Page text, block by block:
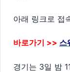
아래 링크로 접
바로가기 >> 스
경기는 3일 밤